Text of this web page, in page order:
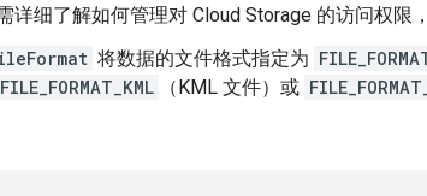
详细了解如何管理对 Cloud Storage 的访问权限
将数据的文件格式指定为
FILE_FORMAT_KML （KML 文件）或